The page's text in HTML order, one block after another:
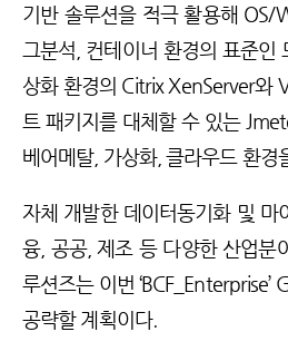
기반 솔루션을 적극 활용해 OS/
그분석, 컨테이너 환경의 표준
상화 환경의 Citrix XenServer와
트 패키지를 대체할 수 있는
베어메탈, 가상화, 클라우드 환경
자체 개발한 데이터동기화 및 마
융, 공공, 제조 등 다양한 산업분
루션즈는 이번 ‘BCF_Enterprise’
공략할 계획이다.